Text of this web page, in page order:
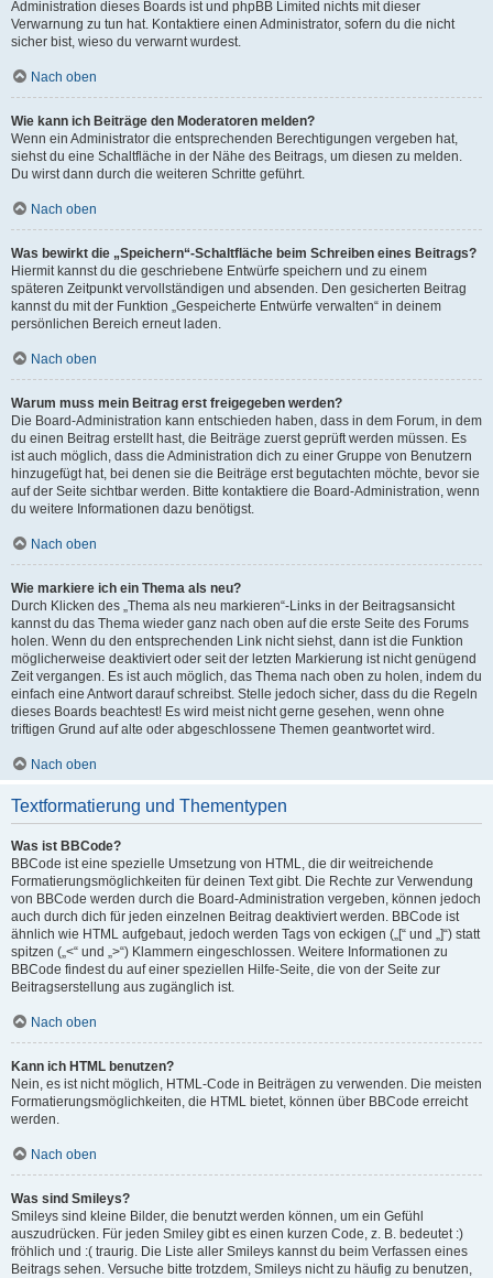
Administration dieses Boards ist und phpBB Limited nichts mit dieser
Verwarnung zu tun hat. Kontaktiere einen Administrator, sofern du die nicht
sicher bist, wieso du verwarnt wurdest.
Nach oben
Wie kann ich Beiträge den Moderatoren melden?
Wenn ein Administrator die entsprechenden Berechtigungen vergeben hat,
siehst du eine Schaltfläche in der Nähe des Beitrags, um diesen zu melden.
Du wirst dann durch die weiteren Schritte geführt.
Nach oben
Was bewirkt die „Speichern“-Schaltfläche beim Schreiben eines Beitrags?
Hiermit kannst du die geschriebene Entwürfe speichern und zu einem
späteren Zeitpunkt vervollständigen und absenden. Den gesicherten Beitrag
kannst du mit der Funktion „Gespeicherte Entwürfe verwalten“ in deinem
persönlichen Bereich erneut laden.
Nach oben
Warum muss mein Beitrag erst freigegeben werden?
Die Board-Administration kann entschieden haben, dass in dem Forum, in dem
du einen Beitrag erstellt hast, die Beiträge zuerst geprüft werden müssen. Es
ist auch möglich, dass die Administration dich zu einer Gruppe von Benutzern
hinzugefügt hat, bei denen sie die Beiträge erst begutachten möchte, bevor sie
auf der Seite sichtbar werden. Bitte kontaktiere die Board-Administration, wenn
du weitere Informationen dazu benötigst.
Nach oben
Wie markiere ich ein Thema als neu?
Durch Klicken des „Thema als neu markieren“-Links in der Beitragsansicht
kannst du das Thema wieder ganz nach oben auf die erste Seite des Forums
holen. Wenn du den entsprechenden Link nicht siehst, dann ist die Funktion
möglicherweise deaktiviert oder seit der letzten Markierung ist nicht genügend
Zeit vergangen. Es ist auch möglich, das Thema nach oben zu holen, indem du
einfach eine Antwort darauf schreibst. Stelle jedoch sicher, dass du die Regeln
dieses Boards beachtest! Es wird meist nicht gerne gesehen, wenn ohne
triftigen Grund auf alte oder abgeschlossene Themen geantwortet wird.
Nach oben
Textformatierung und Thementypen
Was ist BBCode?
BBCode ist eine spezielle Umsetzung von HTML, die dir weitreichende
Formatierungsmöglichkeiten für deinen Text gibt. Die Rechte zur Verwendung
von BBCode werden durch die Board-Administration vergeben, können jedoch
auch durch dich für jeden einzelnen Beitrag deaktiviert werden. BBCode ist
ähnlich wie HTML aufgebaut, jedoch werden Tags von eckigen („[“ und „]“) statt
spitzen („<“ und „>“) Klammern eingeschlossen. Weitere Informationen zu
BBCode findest du auf einer speziellen Hilfe-Seite, die von der Seite zur
Beitragserstellung aus zugänglich ist.
Nach oben
Kann ich HTML benutzen?
Nein, es ist nicht möglich, HTML-Code in Beiträgen zu verwenden. Die meisten
Formatierungsmöglichkeiten, die HTML bietet, können über BBCode erreicht
werden.
Nach oben
Was sind Smileys?
Smileys sind kleine Bilder, die benutzt werden können, um ein Gefühl
auszudrücken. Für jeden Smiley gibt es einen kurzen Code, z. B. bedeutet :)
fröhlich und :( traurig. Die Liste aller Smileys kannst du beim Verfassen eines
Beitrags sehen. Versuche bitte trotzdem, Smileys nicht zu häufig zu benutzen,